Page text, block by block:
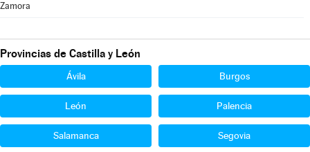
Zamora
Provincias de Castilla y León
Ávila Burgos
León Palencia
Salamanca Segovia